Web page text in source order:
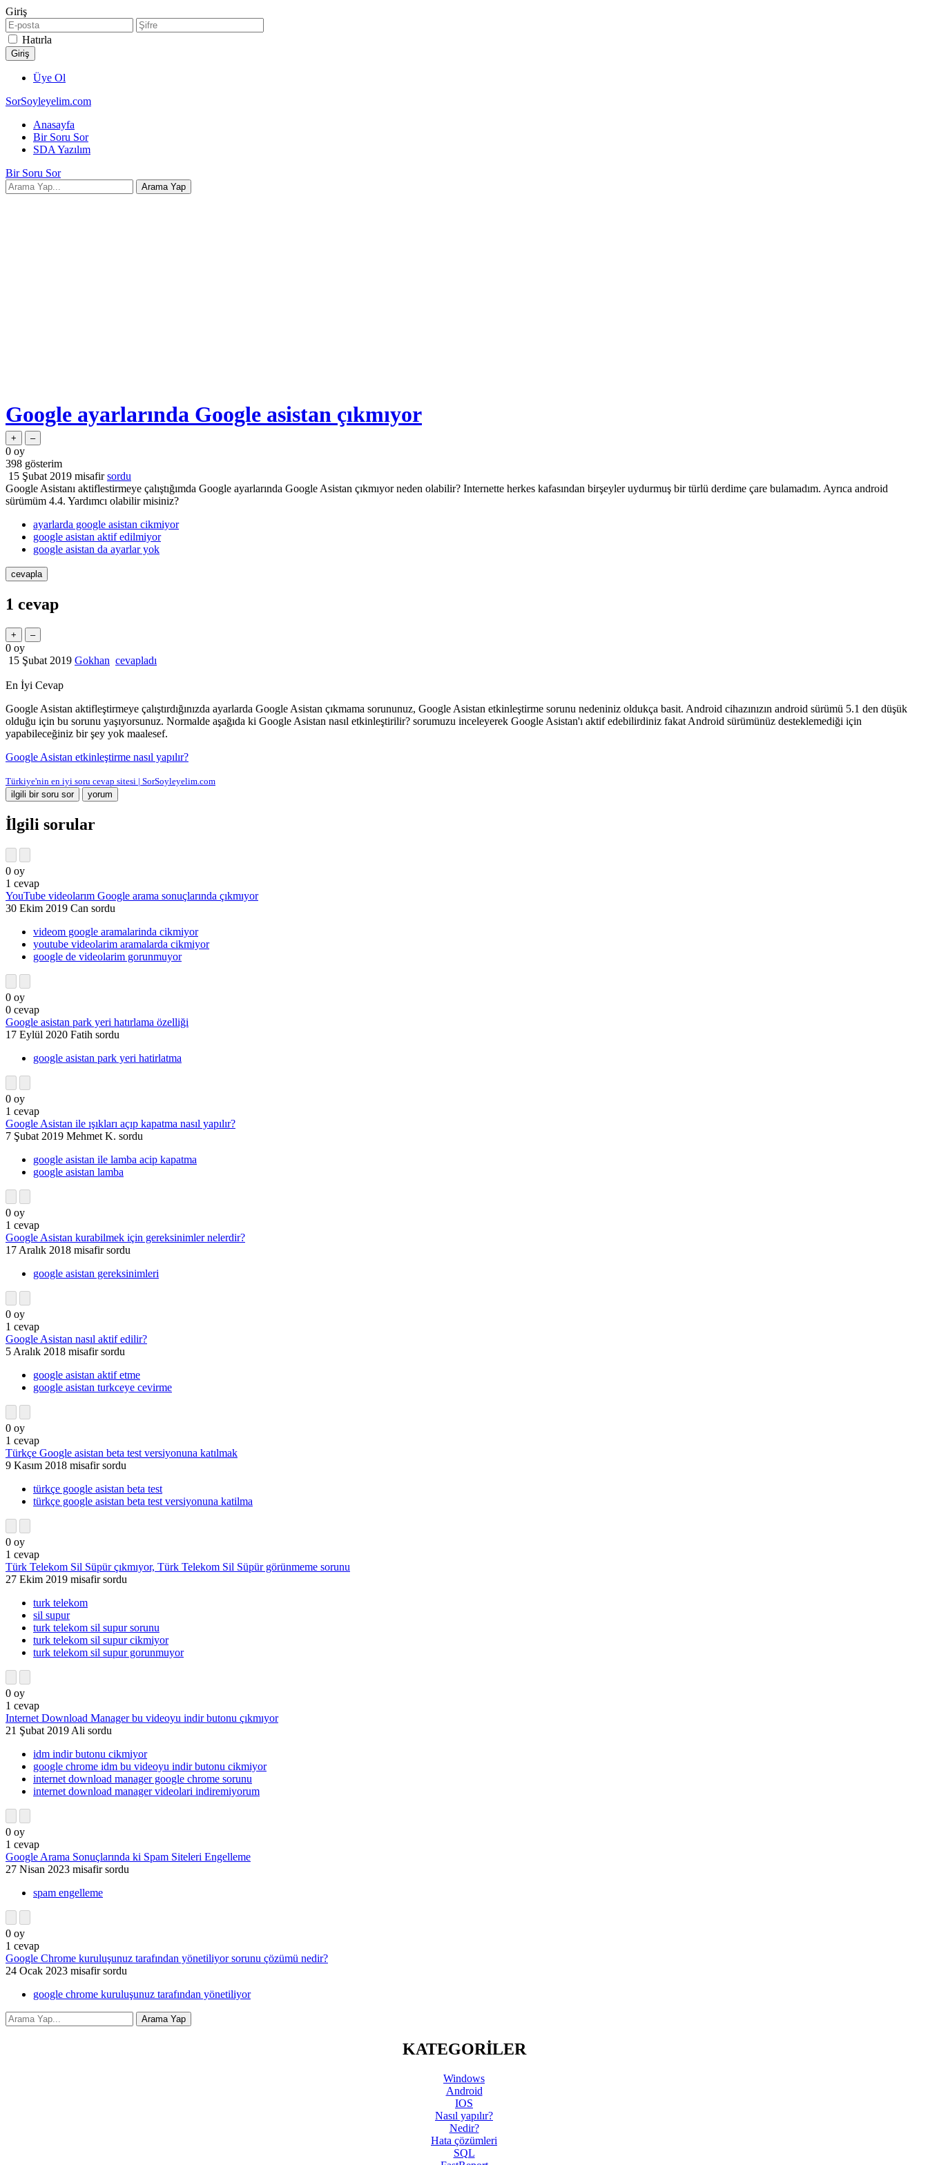
Giriş
Hatırla
Üye Ol
SorSoyleyelim.com
Anasayfa
Bir Soru Sor
SDA Yazılım
Bir Soru Sor
Google ayarlarında Google asistan çıkmıyor
0 oy
398 gösterim
15 Şubat 2019 misafir sordu
Google Asistanı aktiflestirmeye çalıştığımda Google ayarlarında Google Asistan çıkmıyor neden olabilir? Internette herkes kafasından birşeyler uydurmuş bir türlü derdime çare bulamadım. Ayrıca android
sürümüm 4.4. Yardımcı olabilir misiniz?
ayarlarda google asistan cikmiyor
google asistan aktif edilmiyor
google asistan da ayarlar yok
1 cevap
0 oy
15 Şubat 2019 Gokhan cevapladı
En İyi Cevap
Google Asistan aktifleştirmeye çalıştırdığınızda ayarlarda Google Asistan çıkmama sorununuz, Google Asistan etkinleştirme sorunu nedeniniz oldukça basit. Android cihazınızın android sürümü 5.1 den düşük
olduğu için bu sorunu yaşıyorsunuz. Normalde aşağıda ki Google Asistan nasıl etkinleştirilir? sorumuzu inceleyerek Google Asistan'ı aktif edebilirdiniz fakat Android sürümünüz desteklemediği için
yapabileceğiniz bir şey yok maalesef.
Google Asistan etkinleştirme nasıl yapılır?
Türkiye'nin en iyi soru cevap sitesi | SorSoyleyelim.com
İlgili sorular
0 oy
1 cevap
YouTube videolarım Google arama sonuçlarında çıkmıyor
30 Ekim 2019 Can sordu
videom google aramalarinda cikmiyor
youtube videolarim aramalarda cikmiyor
google de videolarim gorunmuyor
0 oy
0 cevap
Google asistan park yeri hatırlama özelliği
17 Eylül 2020 Fatih sordu
google asistan park yeri hatirlatma
0 oy
1 cevap
Google Asistan ile ışıkları açıp kapatma nasıl yapılır?
7 Şubat 2019 Mehmet K. sordu
google asistan ile lamba acip kapatma
google asistan lamba
0 oy
1 cevap
Google Asistan kurabilmek için gereksinimler nelerdir?
17 Aralık 2018 misafir sordu
google asistan gereksinimleri
0 oy
1 cevap
Google Asistan nasıl aktif edilir?
5 Aralık 2018 misafir sordu
google asistan aktif etme
google asistan turkceye cevirme
0 oy
1 cevap
Türkçe Google asistan beta test versiyonuna katılmak
9 Kasım 2018 misafir sordu
türkçe google asistan beta test
türkçe google asistan beta test versiyonuna katilma
0 oy
1 cevap
Türk Telekom Sil Süpür çıkmıyor, Türk Telekom Sil Süpür görünmeme sorunu
27 Ekim 2019 misafir sordu
turk telekom
sil supur
turk telekom sil supur sorunu
turk telekom sil supur cikmiyor
turk telekom sil supur gorunmuyor
0 oy
1 cevap
Internet Download Manager bu videoyu indir butonu çıkmıyor
21 Şubat 2019 Ali sordu
idm indir butonu cikmiyor
google chrome idm bu videoyu indir butonu cikmiyor
internet download manager google chrome sorunu
internet download manager videolari indiremiyorum
0 oy
1 cevap
Google Arama Sonuçlarında ki Spam Siteleri Engelleme
27 Nisan 2023 misafir sordu
spam engelleme
0 oy
1 cevap
Google Chrome kuruluşunuz tarafından yönetiliyor sorunu çözümü nedir?
24 Ocak 2023 misafir sordu
google chrome kuruluşunuz tarafından yönetiliyor
KATEGORİLER
Windows
Android
IOS
Nasıl yapılır?
Nedir?
Hata çözümleri
SQL